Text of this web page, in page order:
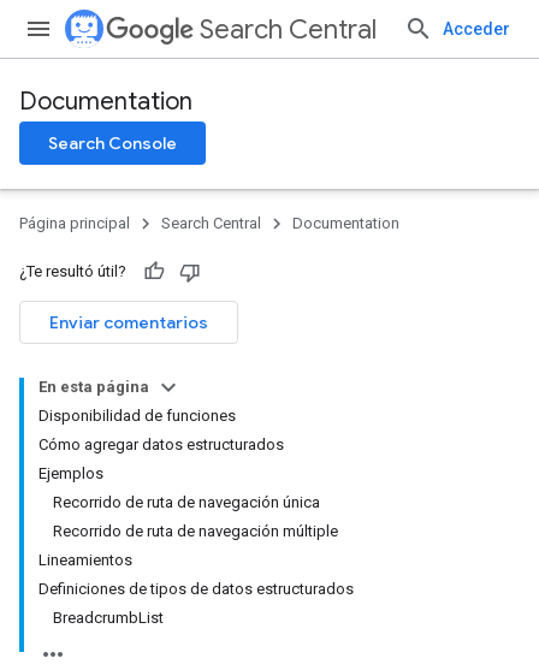
Search Central Acceder
Documentation
Search Console
Página principal Search Central Documentation
¿Te resultó útil?
Enviar comentarios
En esta página
Disponibilidad de funciones
Cómo agregar datos estructurados
Ejemplos
Recorrido de ruta de navegación única
Recorrido de ruta de navegación múltiple
Lineamientos
Definiciones de tipos de datos estructurados
BreadcrumbList